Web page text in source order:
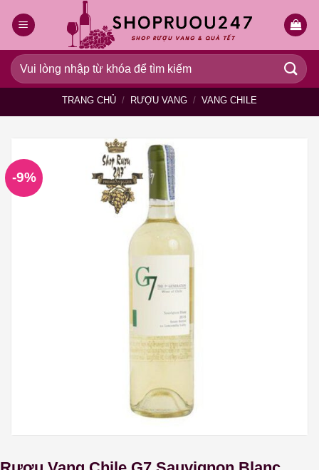
qua
dung
Tìm
kiếm:
TRANG CHỦ / RƯỢU VANG / VANG CHILE
-9%